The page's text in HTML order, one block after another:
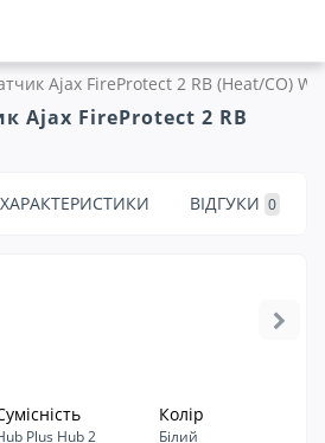
Ajax FireProtect 2 RB (Heat/CO)
Ajax FireProtect 2 RB
ХАРАКТЕРИСТИКИ ВІДГУКИ 0
Plus Hub 2
Колір
Білий